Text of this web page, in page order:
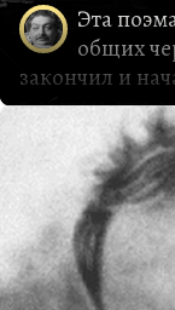
Эта
общих
закончил и
в общем, что
последний
героически,
распад
собственной
деменция, тут
поведение, и